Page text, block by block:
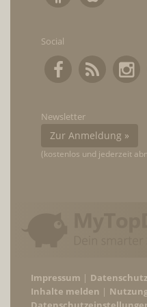
Social
Newsletter
Zur Anmeldung »
(kostenlos und jederzeit
Impressum
Inhalte melden